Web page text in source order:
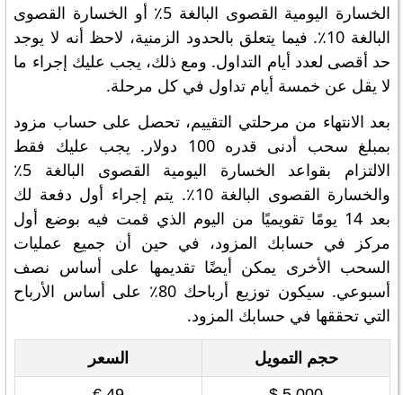
الخسارة اليومية القصوى البالغة 5٪ أو الخسارة القصوى
البالغة 10٪. فيما يتعلق بالحدود الزمنية، لاحظ أنه لا يوجد
حد أقصى لعدد أيام التداول. ومع ذلك، يجب عليك إجراء ما
لا يقل عن خمسة أيام تداول في كل مرحلة.
بعد الانتهاء من مرحلتي التقييم، تحصل على حساب مزود
بمبلغ سحب أدنى قدره 100 دولار. يجب عليك فقط
الالتزام بقواعد الخسارة اليومية القصوى البالغة 5٪
والخسارة القصوى البالغة 10٪. يتم إجراء أول دفعة لك
بعد 14 يومًا تقويميًا من اليوم الذي قمت فيه بوضع أول
مركز في حسابك المزود، في حين أن جميع عمليات
السحب الأخرى يمكن أيضًا تقديمها على أساس نصف
أسبوعي. سيكون توزيع أرباحك 80٪ على أساس الأرباح
التي تحققها في حسابك المزود.
حجم التمويل
السعر